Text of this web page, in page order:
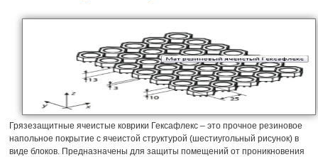
Грязезащитные ячеистые коврики Гексафлекс – это прочное резиновое
напольное покрытие с ячеистой структурой (шестиугольный рисунок) в
виде блоков. Предназначены для защиты помещений от проникновения